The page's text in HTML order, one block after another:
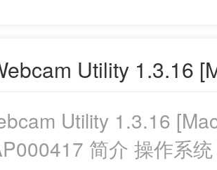
Utility 1.3.16
Utility 1.3.16
简介 操作系